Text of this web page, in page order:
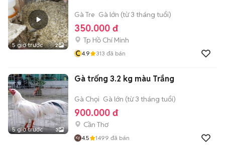
5 giờ trước 2
Gà Tre Gà lớn (từ 3 tháng tuổi)
350.000 đ
Tp Hồ Chí Minh
C4.9 313 đã bán
5 giờ trước 3
Gà trống 3.2 kg màu Trắng
Gà Chọi Gà lớn (từ 3 tháng tuổi)
900.000 đ
Cần Thơ
4.5 1499 đã bán